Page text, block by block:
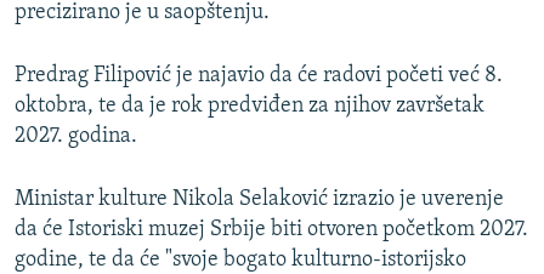
precizirano je u saopštenju.
Predrag Filipović je najavio da će radovi početi već 8.
oktobra, te da je rok predviđen za njihov završetak
2027. godina.
Ministar kulture Nikola Selaković izrazio je uverenje
da će Istoriski muzej Srbije biti otvoren početkom 2027.
godine, te da će "svoje bogato kulturno-istorijsko